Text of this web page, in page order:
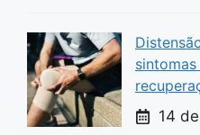
14